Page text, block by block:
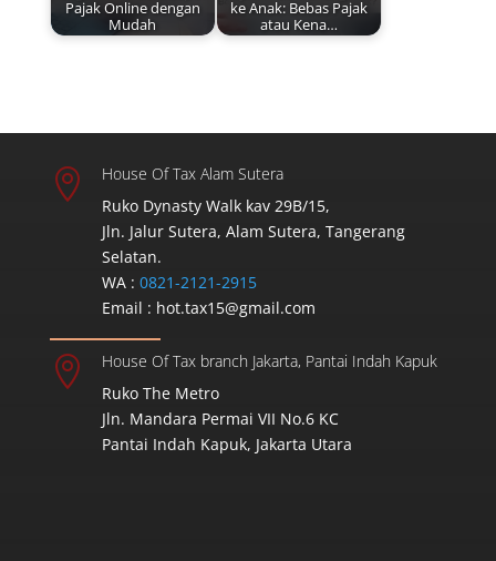
Pajak Online dengan
Mudah
ke Anak: Bebas Pajak
atau Kena…

House Of Tax Alam Sutera
Ruko Dynasty Walk kav 29B/15,
Jln. Jalur Sutera, Alam Sutera, Tangerang
Selatan.
WA : 0821-2121-2915
Email : hot.tax15@gmail.com

House Of Tax branch Jakarta, Pantai Indah Kapuk
Ruko The Metro
Jln. Mandara Permai VII No.6 KC
Pantai Indah Kapuk, Jakarta Utara